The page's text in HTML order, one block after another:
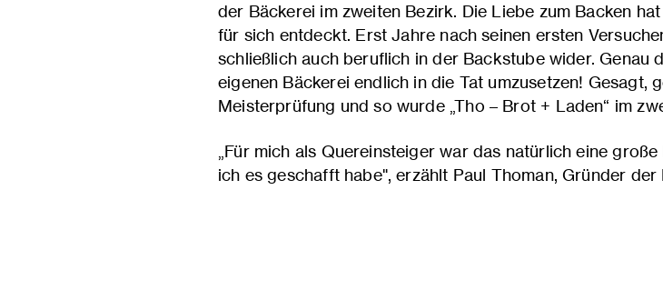
der Bäckerei im zweiten Bezirk. Die Liebe zum Backen
für sich entdeckt. Erst Jahre nach seinen ersten
schließlich auch beruflich in der Backstube wider. Genau
eigenen Bäckerei endlich in die Tat umzusetzen! Gesagt,
Meisterprüfung und so wurde „Tho – Brot + Laden“ im
„Für mich als Quereinsteiger war das natürlich eine
ich es geschafft habe", erzählt Paul Thoman, Gründer der